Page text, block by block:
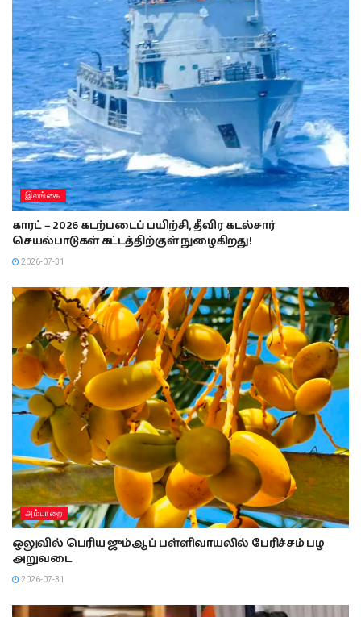
இலங்கை
காரட் – 2026 கடற்படைப் பயிற்சி, தீவிர கடல்சார்
செயல்பாடுகள் கட்டத்திற்குள் நுழைகிறது!
2026-07-31
அம்பாறை
ஒலுவில் பெரிய ஜும்ஆப் பள்ளிவாயலில் பேரிச்சம் பழ
அறுவடை
2026-07-31